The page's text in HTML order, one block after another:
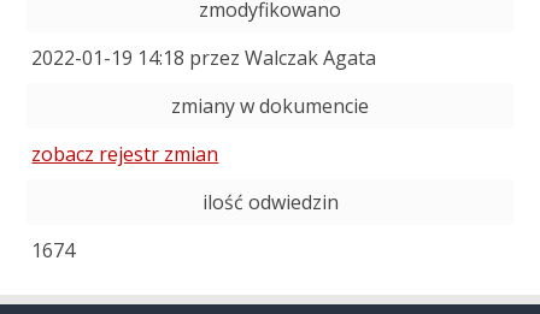
zmodyfikowano
2022-01-19 14:18 przez Walczak Agata
zmiany w dokumencie
zobacz rejestr zmian
ilość odwiedzin
1674